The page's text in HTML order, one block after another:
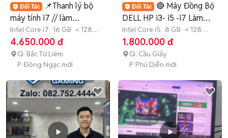
📌Thanh lý bộ
máy tính i7 // làm
việc//hoc tập ..
Intel Core i7 16 GB < 128
GB
SSD
4.650.000 đ
Q. Bắc Từ Liêm
P. Đông Ngạc mới
🔴 Máy Đồng Bộ
DELL HP i3- i5 -i7 Làm
Việc Học Tập
Intel Core i5 8 GB < 128
GB SSD
1.800.000 đ
Q. Cầu Giấy
P. Phú Diễn mới